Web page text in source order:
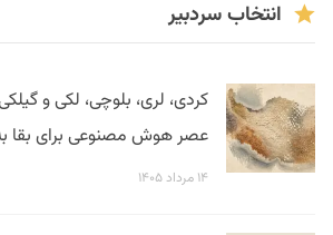
انتخاب سردبیر
کردی، لری، بلوچی، لکی و
عصر هوش مصنوعی برای بقا به
۱۴ مرداد ۱۴۰۵